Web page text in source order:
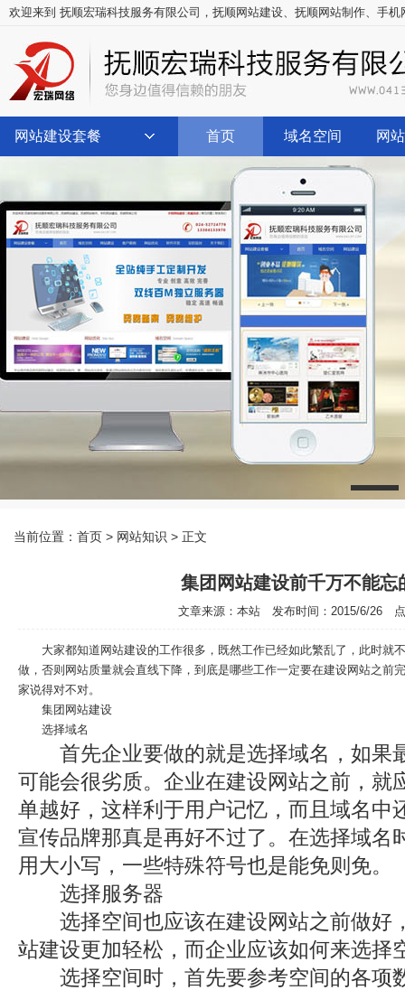
欢迎来到 抚顺宏瑞科技服务有限公司， 抚顺网站建设、 抚顺网站制作、 手机
网站建设套餐 首页 域名空间 网
当前位置： 首页 > 网站知识 > 正文
集团网站建设前千万不能忘
文章来源：本站 发布时间：2015/6/26 点
大家都知道网站建设的工作很多，既然工作已经如此繁乱了，此时就
做，否则网站质量就会直线下降，到底是哪些工作一定要在建设网站之前
家说得对不对。
集团网站建设
选择域名
首先企业要做的就是选择域名，如果
可能会很劣质。企业在建设网站之前，就
单越好，这样利于用户记忆，而且域名中
宣传品牌那真是再好不过了。在选择域名
用大小写，一些特殊符号也是能免则免。
选择服务器
选择空间也应该在建设网站之前做好
站建设更加轻松，而企业应该如何来选择
选择空间时，首先要参考空间的各项